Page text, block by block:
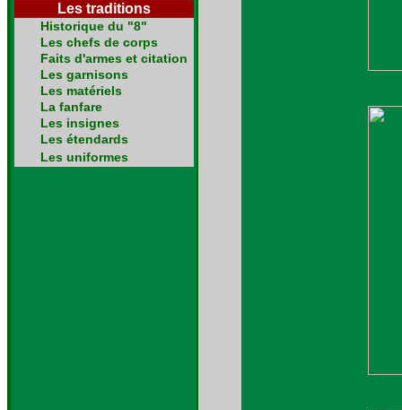
Les traditions
Historique du "8"
Les chefs de corps
Faits d'armes et citation
Les garnisons
Les matériels
La fanfare
Les insignes
Les étendards
Les uniformes